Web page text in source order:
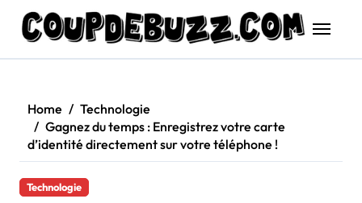
content
Home
Technologie
Gagnez du temps : Enregistrez votre carte
d’identité directement sur votre téléphone !
Technologie